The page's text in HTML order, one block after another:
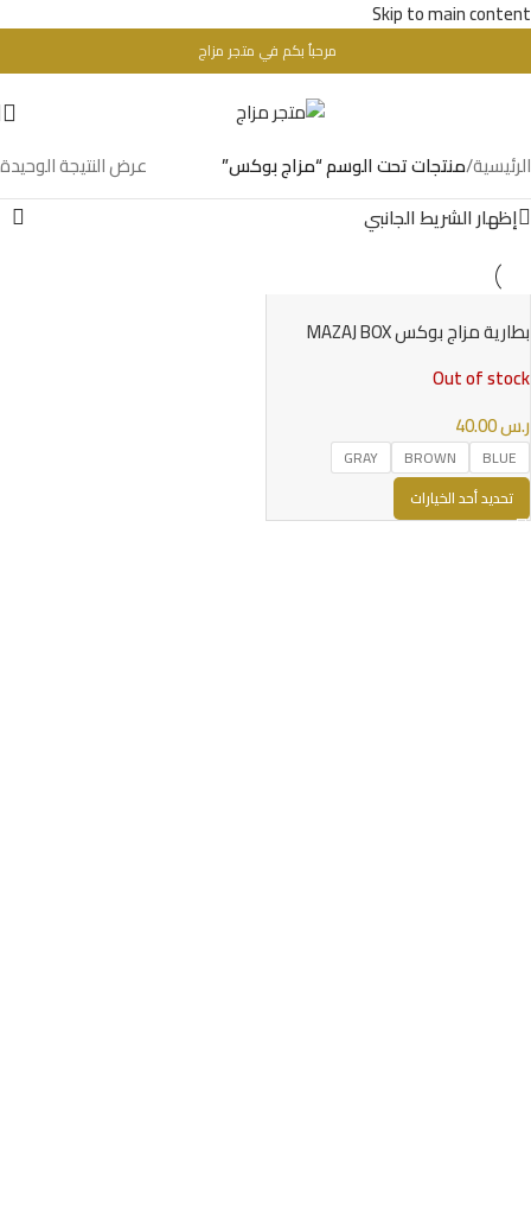
Skip to main content
تحذير : للبالغين فقط + 18 عام - WARINIG : Not For Sale For Minors
مرحباُ بكم في متجر مزاج
الرئيسية/منتجات تحت الوسم “مزاج بوكس”
عرض النتيجة الوحيدة
إظهار الشريط الجانبي
بطارية مزاج بوكس MAZAJ BOX
Out of stock
ر.س
BLUE
BROWN
GRAY
تحديد أحد الخيارات